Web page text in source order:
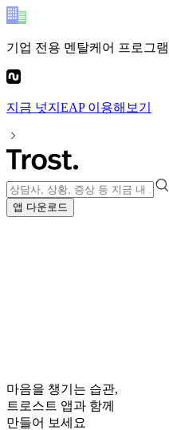
기업 전용 멘탈케어 프로그램
지금 넛지EAP이용해보기
앱 다운로드
마음을 챙기는 습관,
트로스트 앱과 함께
만들어 보세요